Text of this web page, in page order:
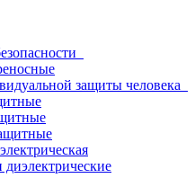
защиты человека
диэлектрические